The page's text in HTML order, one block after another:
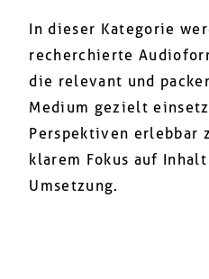
In dieser Kategorie
recherchierte
die relevant und
Medium gezielt
Perspektiven erlebbar
klarem Fokus auf
Umsetzung.